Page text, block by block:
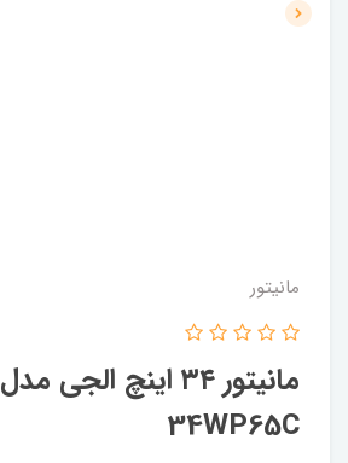
مانیتور
مانيتور ٣٤ اينچ الجى مدل
34WP65C